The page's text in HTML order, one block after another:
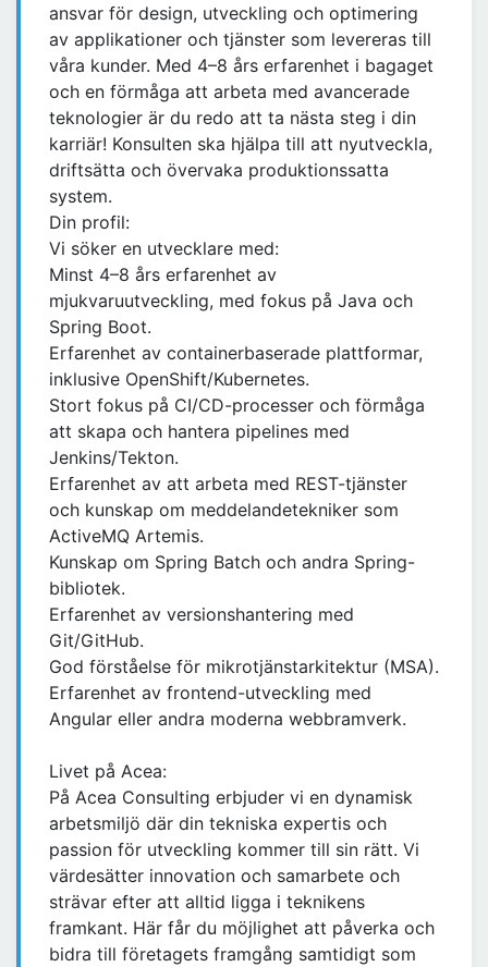
ansvar för design, utveckling och optimering
av applikationer och tjänster som levereras till
våra kunder. Med 4–8 års erfarenhet i bagaget
och en förmåga att arbeta med avancerade
teknologier är du redo att ta nästa steg i din
karriär! Konsulten ska hjälpa till att nyutveckla,
driftsätta och övervaka produktionssatta
system.
Din profil:
Vi söker en utvecklare med:
Minst 4–8 års erfarenhet av
mjukvaruutveckling, med fokus på Java och
Spring Boot.
Erfarenhet av containerbaserade plattformar,
inklusive OpenShift/Kubernetes.
Stort fokus på CI/CD-processer och förmåga
att skapa och hantera pipelines med
Jenkins/Tekton.
Erfarenhet av att arbeta med REST-tjänster
och kunskap om meddelandetekniker som
ActiveMQ Artemis.
Kunskap om Spring Batch och andra Spring-
bibliotek.
Erfarenhet av versionshantering med
Git/GitHub.
God förståelse för mikrotjänstarkitektur (MSA).
Erfarenhet av frontend-utveckling med
Angular eller andra moderna webbramverk.
Livet på Acea:
På Acea Consulting erbjuder vi en dynamisk
arbetsmiljö där din tekniska expertis och
passion för utveckling kommer till sin rätt. Vi
värdesätter innovation och samarbete och
strävar efter att alltid ligga i teknikens
framkant. Här får du möjlighet att påverka och
bidra till företagets framgång samtidigt som